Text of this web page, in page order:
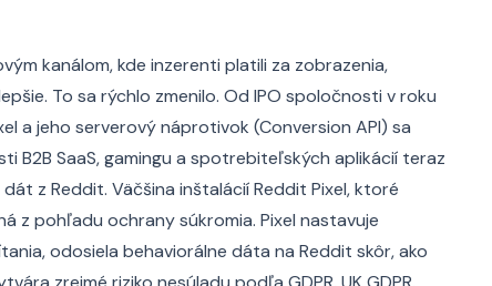
kanálom, kde inzerenti platili za zobrazenia,
To sa rýchlo zmenilo. Od IPO spoločnosti v roku
a jeho serverový náprotivok (Conversion API) sa
B2B SaaS, gamingu a spotrebiteľských aplikácií teraz
z Reddit. Väčšina inštalácií Reddit Pixel, ktoré
z pohľadu ochrany súkromia. Pixel nastavuje
odosiela behaviorálne dáta na Reddit skôr, ako